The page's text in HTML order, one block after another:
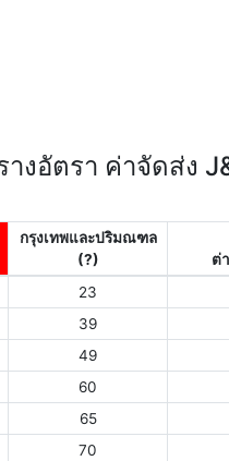
างอัตรา ค่าจัดส่ง
กรุงเทพและปริมณฑล
(?)
ต่
23
39
49
60
65
70